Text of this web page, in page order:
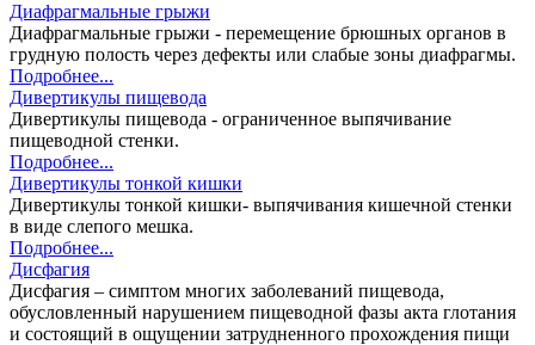
Диафрагмальные грыжи
Диафрагмальные грыжи - перемещение брюшных органов в
грудную полость через дефекты или слабые зоны диафрагмы.
Подробнее...
Дивертикулы пищевода
Дивертикулы пищевода - ограниченное выпячивание
пищеводной стенки.
Подробнее...
Дивертикулы тонкой кишки
Дивертикулы тонкой кишки- выпячивания кишечной стенки
в виде слепого мешка.
Подробнее...
Дисфагия
Дисфагия – симптом многих заболеваний пищевода,
обусловленный нарушением пищеводной фазы акта глотания
и состоящий в ощущении затрудненного прохождения пищи